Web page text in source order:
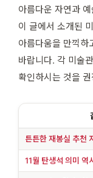
아름다운 자연과
이 글에서 소개된
아름다움을 만끽하
바랍니다. 각 미술
확인하시는 것을
튼튼한 재봉실 추천
11월 탄생석 의미 역